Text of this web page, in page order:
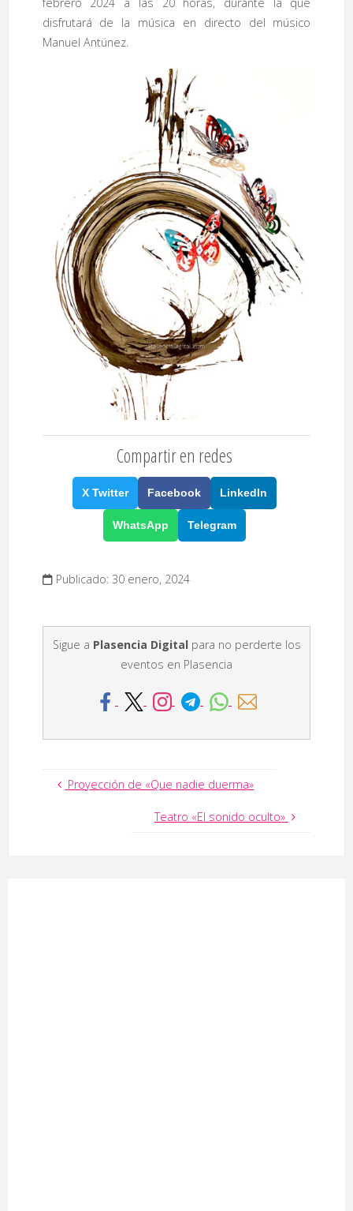
disfrutará de la música en directo del músico
Manuel Antúnez.
Compartir en redes
X Twitter Facebook LinkedIn
WhatsApp Telegram
Publicado: 30 enero, 2024
Sigue a Plasencia Digitalpara no perderte los
eventos en Plasencia
Proyección de «Que nadie duerma»
Teatro «El sonido oculto»